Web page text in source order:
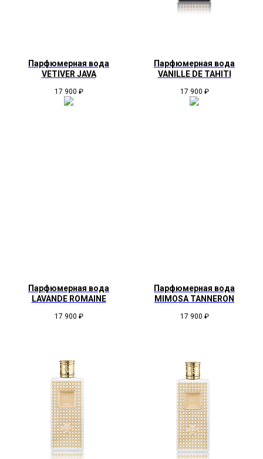
Парфюмерная вода
VETIVER JAVA
17 900 ₽
Парфюмерная вода
VANILLE DE TAHITI
17 900 ₽
Парфюмерная вода
LAVANDE ROMAINE
17 900 ₽
Парфюмерная вода
MIMOSA TANNERON
17 900 ₽